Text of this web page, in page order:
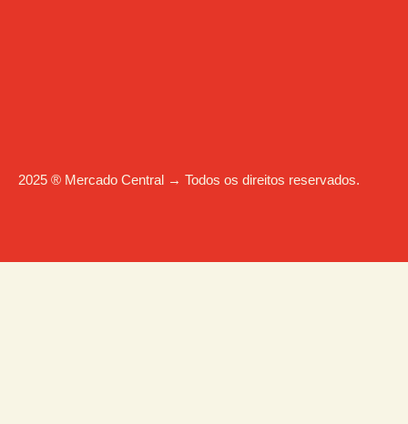
2025 ® Mercado Central → Todos os direitos reservados.